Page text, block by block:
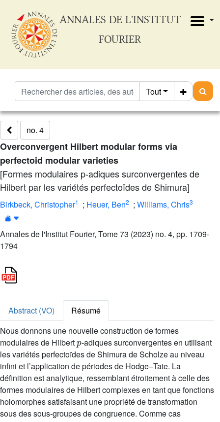
ANNALES DE L'INSTITUT
FOURIER
Tout
no. 4
Overconvergent Hilbert modular forms via
perfectoid modular varieties
[Formes modulaires p-adiques surconvergentes de
Hilbert par les variétés perfectoïdes de Shimura]
Birkbeck, Christopher1 ; Heuer, Ben2 ; Williams, Chris3
Annales de l'Institut Fourier, Tome 73 (2023) no. 4, pp. 1709-
1794
Abstract (VO)
Résumé
Nous donnons une nouvelle construction de formes
modulaires de Hilbert
p
-adiques surconvergentes en utilisant
les variétés perfectoïdes de Shimura de Scholze au niveau
infini et l’application de périodes de Hodge–Tate. La
définition est analytique, ressemblant étroitement à celle des
formes modulaires de Hilbert complexes en tant que fonctions
holomorphes satisfaisant une propriété de transformation
sous des sous-groupes de congruence. Comme cas